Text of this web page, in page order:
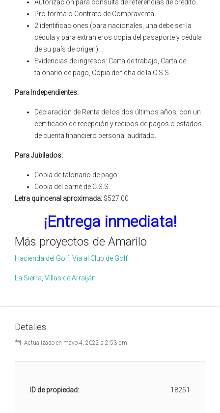
Autorización para consulta de referencias de crédito.
Pro forma o Contrato de Compraventa.
2 identificaciones (para nacionales, una debe ser la
cédula y para extranjeros copia del pasaporte y cédula
de su país de origen).
Evidencias de ingresos: Carta de trabajo, Carta de
talonario de pago, Copia de ficha de la C.S.S.
Para Independientes:
Declaración de Renta de los dos últimos años, con un
certificado de recepción y recibos de pagos o estados
de cuenta financiero personal auditado.
Para Jubilados:
Copia de talonario de pago.
Copia del carné de C.S.S.
Letra quincenal aproximada: $527.00
¡Entrega inmediata!
Más proyectos de Amarilo
Hacienda del Golf, Vía al Club de Golf
La Sierra, Villas de Arraiján
Detalles
Actualizado en mayo 4, 2022 a 2:53 pm
ID de propiedad: 18251